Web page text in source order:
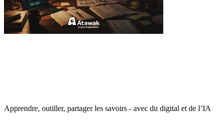
Apprendre, outiller, partager les savoirs - avec du digital et de l’IA